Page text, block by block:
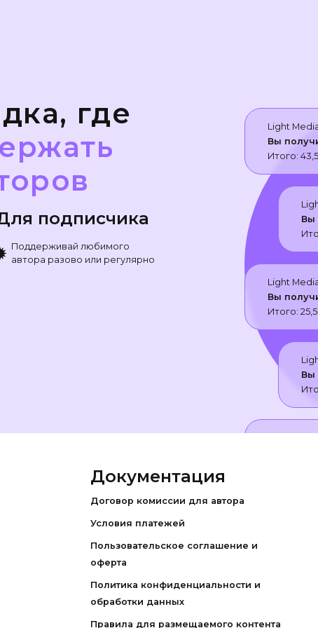
где
подписчика
Поддерживай любимого
автора разово или регулярно
Light
Вы
Итого:
Вы
Light
Вы
Итого:
Вы
Документация
Договор комиссии для автора
Условия платежей
Пользовательское соглашение и
оферта
Политика конфиденциальности и
обработки данных
Правила для размещаемого контента